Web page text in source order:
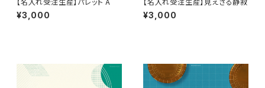
【名入れ受注生産】パレット A
¥3,000
【名入れ受注生産】見えざる静寂
¥3,000